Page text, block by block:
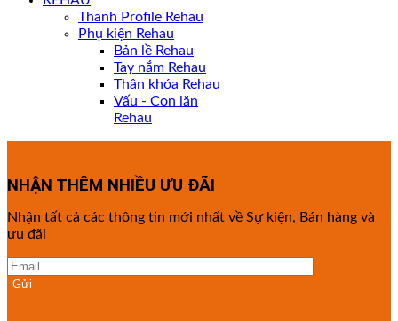
Thanh Profile Rehau
Phụ kiện Rehau
Bản lề Rehau
Tay nắm Rehau
Thân khóa Rehau
Vấu - Con lăn
Rehau
NHẬN THÊM NHIỀU ƯU ĐÃI
Nhận tất cả các thông tin mới nhất về Sự kiện, Bán hàng và
ưu đãi